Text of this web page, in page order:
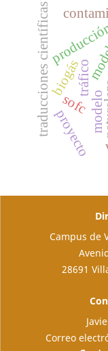
traducciones científicas tráfico
modelo
biogás
sofc
proyecto
Campus de
28691
Correo